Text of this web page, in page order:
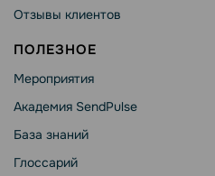
Отзывы клиентов
ПОЛЕЗНОЕ
Мероприятия
Академия SendPulse
База знаний
Глоссарий